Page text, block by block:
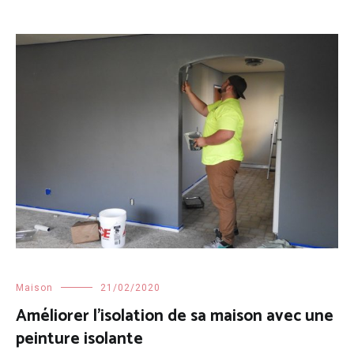
Maison 21/02/2020
Améliorer l’isolation de sa maison avec une
peinture isolante